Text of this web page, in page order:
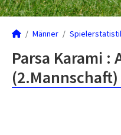
Männer
Parsa Karami :
(2.Mannschaft)